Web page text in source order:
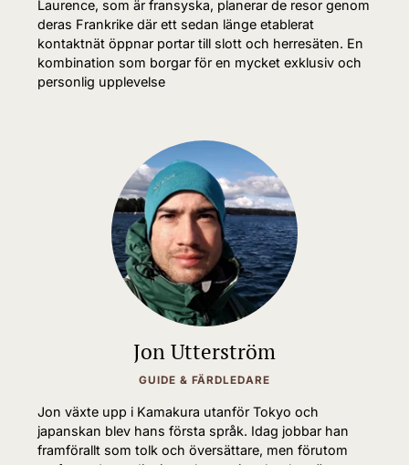
Laurence, som är fransyska, planerar de resor genom
deras Frankrike där ett sedan länge etablerat
kontaktnät öppnar portar till slott och herresäten. En
kombination som borgar för en mycket exklusiv och
personlig upplevelse
Jon Utterström
GUIDE & FÄRDLEDARE
Jon växte upp i Kamakura utanför Tokyo och
japanskan blev hans första språk. Idag jobbar han
framförallt som tolk och översättare, men förutom